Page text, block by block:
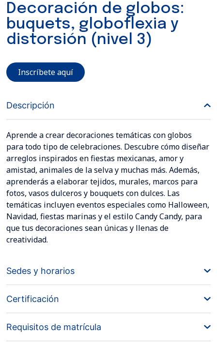
Decoración de globos:
buquets, globoflexia y
distorsión (nivel 3)
Inscríbete aquí
Descripción
Aprende a crear decoraciones temáticas con globos
para todo tipo de celebraciones. Descubre cómo diseñar
arreglos inspirados en fiestas mexicanas, amor y
amistad, animales de la selva y muchas más. Además,
aprenderás a elaborar tejidos, murales, marcos para
fotos, vasos dulceros y bouquets con dulces. Las
temáticas incluyen eventos especiales como Halloween,
Navidad, fiestas marinas y el estilo Candy Candy, para
que tus decoraciones sean únicas y llenas de
creatividad.
Sedes y horarios
Certificación
Requisitos de matrícula